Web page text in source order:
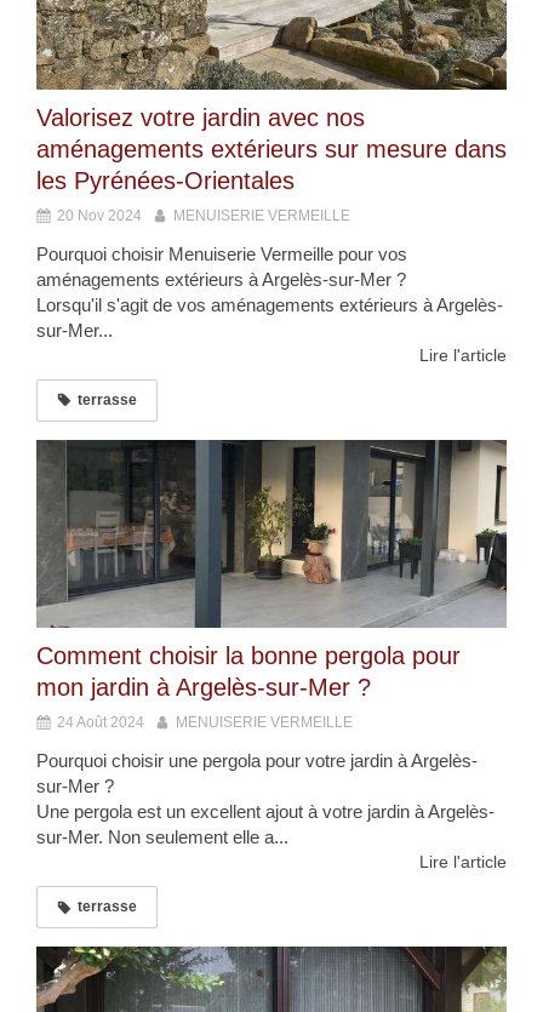
Valorisez votre jardin avec nos
aménagements extérieurs sur mesure dans
les Pyrénées-Orientales
20 Nov 2024 MENUISERIE VERMEILLE
Pourquoi choisir Menuiserie Vermeille pour vos
aménagements extérieurs à Argelès-sur-Mer ?
Lorsqu'il s'agit de vos aménagements extérieurs à Argelès-
sur-Mer...
Lire l'article
terrasse
Comment choisir la bonne pergola pour
mon jardin à Argelès-sur-Mer ?
24 Août 2024 MENUISERIE VERMEILLE
Pourquoi choisir une pergola pour votre jardin à Argelès-
sur-Mer ?
Une pergola est un excellent ajout à votre jardin à Argelès-
sur-Mer. Non seulement elle a...
Lire l'article
terrasse